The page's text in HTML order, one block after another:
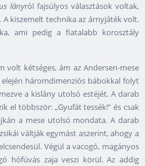
lányról fajsúlyos választások voltak,
kiszemelt technika az árnyjáték volt.
ami pedig a fiatalabb korosztály
volt kétséges, ám az Andersen-mese
háromdimenziós bábokkal folyt
a kislány utolsó estéjét. A darab
el többször: „Gyufát tessék!” és csak
a mese utolsó mondata. A darab
váltják egymást aszerint, ahogy a
Végül a vacogó, magányos
hófúvás zaja veszi körül. Az addig